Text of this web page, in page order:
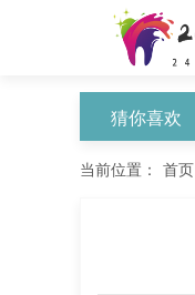
猜你喜欢
当前位置： 首页